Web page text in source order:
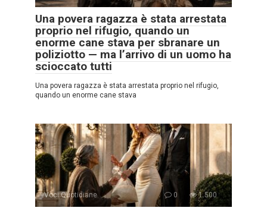
Una povera ragazza è stata arrestata
proprio nel rifugio, quando un
enorme cane stava per sbranare un
poliziotto — ma l’arrivo di un uomo ha
scioccato tutti
Una povera ragazza è stata arrestata proprio nel rifugio,
quando un enorme cane stava
Voci Quotidiane 0 1.500